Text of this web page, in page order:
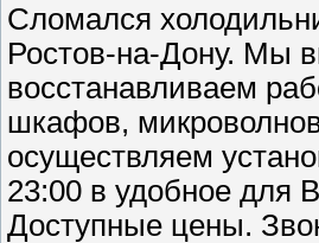
Сломался
Ростов-на-Дону. Мы
восстанавливаем
шкафов,
осуществляем
23:00 в удобное для
Доступные цены.